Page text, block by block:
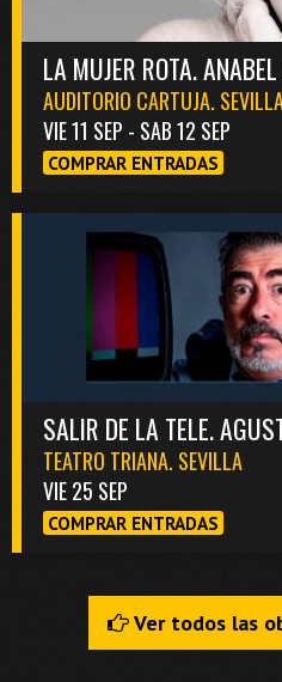
LA MUJER ROTA.
AUDITORIO CARTUJA.
VIE 11 SEP - SAB 12 SEP
COMPRAR ENTRADAS
SALIR DE LA TELE.
TEATRO TRIANA. SEVILLA
VIE 25 SEP
COMPRAR ENTRADAS
Ver todos las